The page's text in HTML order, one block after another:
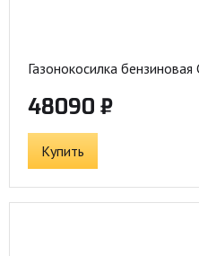
Газонокосилка
48090 ₽
Купить